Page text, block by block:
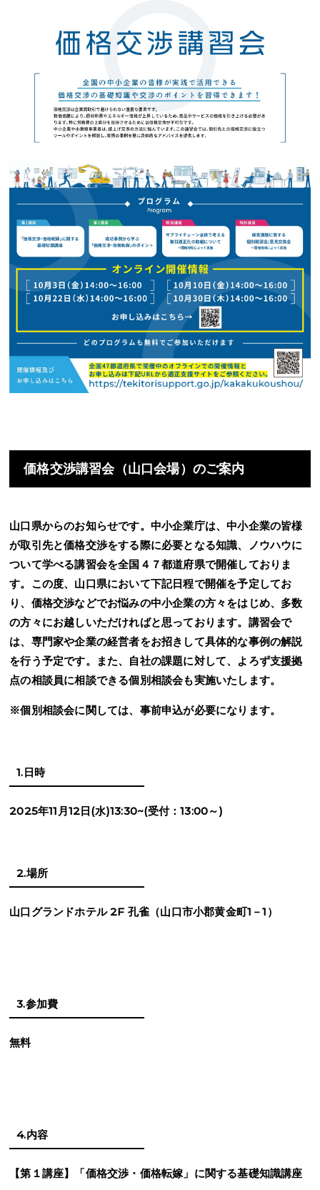
価格交渉講習会（山口会場）のご案内
山口県からのお知らせです。中小企業庁は、中小企業の皆様
が取引先と価格交渉をする際に必要となる知識、ノウハウに
ついて学べる講習会を全国４７都道府県で開催しておりま
す。この度、山口県において下記日程で開催を予定してお
り、価格交渉などでお悩みの中小企業の方々をはじめ、多数
の方々にお越しいただければと思っております。講習会で
は、専門家や企業の経営者をお招きして具体的な事例の解説
を行う予定です。また、自社の課題に対して、よろず支援拠
点の相談員に相談できる個別相談会も実施いたします。
※個別相談会に関しては、事前申込が必要になります。
1.日時
2025年11 月12日(水)13:30~(受付：13:00～)
2.場所
山口グランドホテル2F 孔雀（山口市小郡黄金町1 －1）
​3.参加費
無料
4.内容
【第１講座】「価格交渉・価格転嫁」に関する基礎知識講座